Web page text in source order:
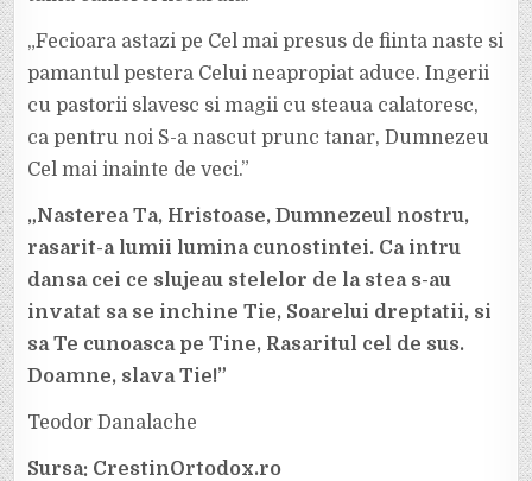
„Fecioara astazi pe Cel mai presus de fiinta naste si
pamantul pestera Celui neapropiat aduce. Ingerii
cu pastorii slavesc si magii cu steaua calatoresc,
ca pentru noi S-a nascut prunc tanar, Dumnezeu
Cel mai inainte de veci.”
„Nasterea Ta, Hristoase, Dumnezeul nostru,
rasarit-a lumii lumina cunostintei. Ca intru
dansa cei ce slujeau stelelor de la stea s-au
invatat sa se inchine Tie, Soarelui dreptatii, si
sa Te cunoasca pe Tine, Rasaritul cel de sus.
Doamne, slava Tie!”
Teodor Danalache
Sursa: CrestinOrtodox.ro